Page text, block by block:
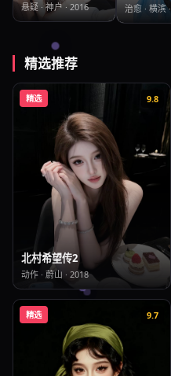
悬疑·神户 · 2016 治愈· 横滨·
精选推荐
精选 9.8
北村希望传2
动作· 蔚山 · 2018
精选 9.7